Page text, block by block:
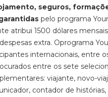
seguros,
pelo programa
atribui 1500 dólares
extra. Oprograma
internacionais, entre
entre os sete
viajante, novo-
contador de